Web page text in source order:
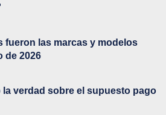
fueron las marcas y modelos
de 2026
la verdad sobre el supuesto pago